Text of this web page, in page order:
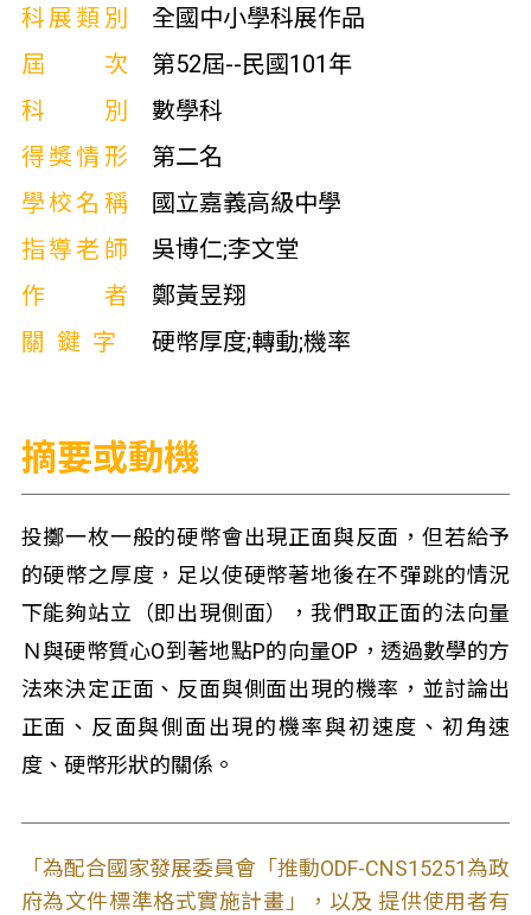
科展類別
全國中小學科展作品
屆次
第52屆--民國101年
科別
數學科
得獎情形
第二名
學校名稱
國立嘉義高級中學
指導老師
吳博仁;李文堂
作者
鄭黃昱翔
關鍵字
硬幣厚度;轉動;機率
摘要或動機
投擲一枚一般的硬幣會出現正面與反面，但若給予
的硬幣之厚度，足以使硬幣著地後在不彈跳的情況
下能夠站立（即出現側面），我們取正面的法向量
Ｎ與硬幣質心O到著地點P的向量OP，透過數學的方
法來決定正面、反面與側面出現的機率，並討論出
正面、反面與側面出現的機率與初速度、初角速
度、硬幣形狀的關係。
「為配合國家發展委員會「推動ODF-CNS15251為政
府為文件標準格式實施計畫」，以及 提供使用者有